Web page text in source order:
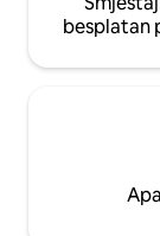
besplatan